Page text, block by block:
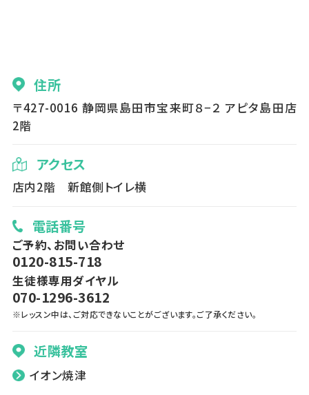
住所
〒427-0016 静岡県島田市宝来町８−２ アピタ島田店
2階
アクセス
店内2階 新館側トイレ横
電話番号
ご予約、お問い合わせ
0120-815-718
生徒様専用ダイヤル
070-1296-3612
※レッスン中は、ご対応できないことがございます。ご了承ください。
近隣教室
イオン焼津